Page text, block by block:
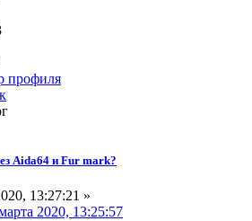
Aida64 и Fur mark?
13:27:21 »
2020, 13:25:57